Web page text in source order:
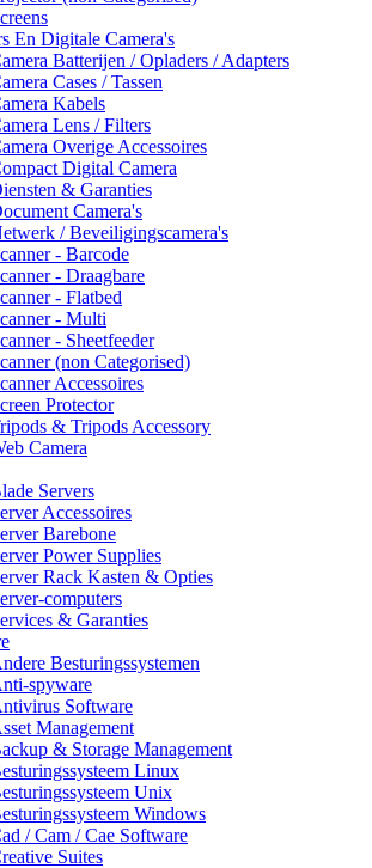
En Digitale Camera's
Batterijen / Opladers / Adapters
Cases / Tassen
Kabels
Lens / Filters
Overige Accessoires
Digital Camera
& Garanties
Camera's
/ Beveiligingscamera's
- Barcode
- Draagbare
- Flatbed
- Multi
- Sheetfeeder
(non Categorised)
Accessoires
Protector
& Tripods Accessory
Camera
Servers
Accessoires
Barebone
Power Supplies
Rack Kasten & Opties
computers
& Garanties
Besturingssystemen
spyware
Software
Management
& Storage Management
Linux
Unix
Windows
/ Cam / Cae Software
Suites